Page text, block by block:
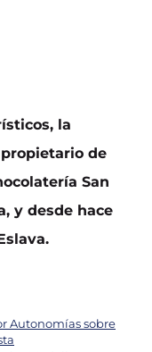
la
de
San
y desde hace
Autonomías sobre